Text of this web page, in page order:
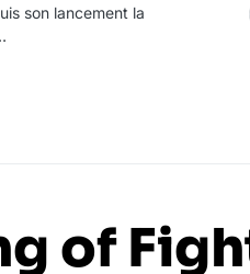
son lancement la
of